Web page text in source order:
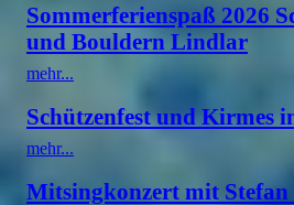
Sommerferienspaß 2026
und Bouldern Lindlar
mehr...
Schützenfest und
mehr...
Mitsingkonzert mit